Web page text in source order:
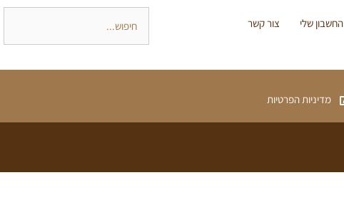
החשבון שלי צור קשר
מדיניות הפרטיות